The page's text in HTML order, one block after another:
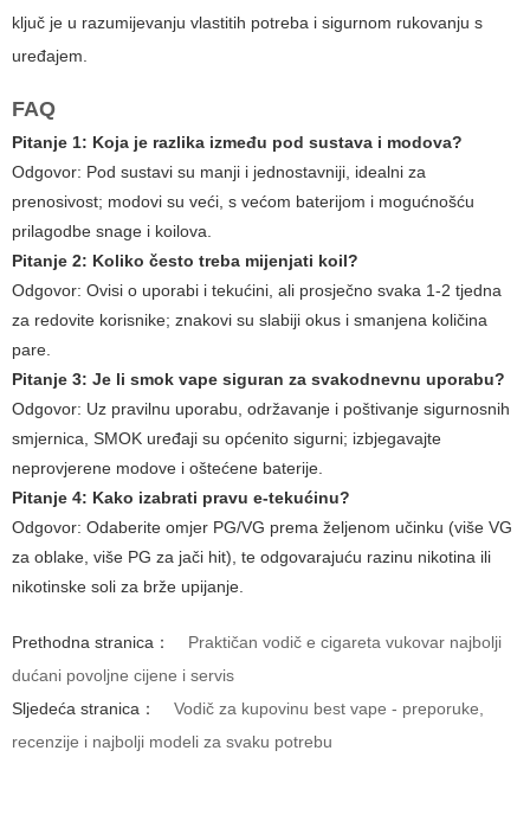
ključ je u razumijevanju vlastitih potreba i sigurnom rukovanju s
uređajem.
FAQ
Pitanje 1: Koja je razlika između pod sustava i modova?
Odgovor: Pod sustavi su manji i jednostavniji, idealni za
prenosivost; modovi su veći, s većom baterijom i mogućnošću
prilagodbe snage i koilova.
Pitanje 2: Koliko često treba mijenjati koil?
Odgovor: Ovisi o uporabi i tekućini, ali prosječno svaka 1-2 tjedna
za redovite korisnike; znakovi su slabiji okus i smanjena količina
pare.
Pitanje 3: Je li smok vape siguran za svakodnevnu uporabu?
Odgovor: Uz pravilnu uporabu, održavanje i poštivanje sigurnosnih
smjernica, SMOK uređaji su općenito sigurni; izbjegavajte
neprovjerene modove i oštećene baterije.
Pitanje 4: Kako izabrati pravu e-tekućinu?
Odgovor: Odaberite omjer PG/VG prema željenom učinku (više VG
za oblake, više PG za jači hit), te odgovarajuću razinu nikotina ili
nikotinske soli za brže upijanje.
Prethodna stranica：
Praktičan vodič e cigareta vukovar najbolji
dućani povoljne cijene i servis
Sljedeća stranica：
Vodič za kupovinu best vape - preporuke,
recenzije i najbolji modeli za svaku potrebu